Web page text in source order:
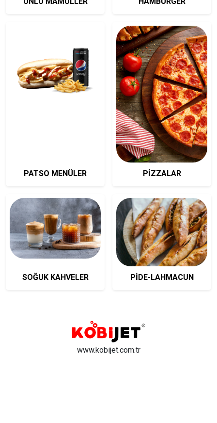
PATSO MENÜLER PİZZALAR
SOĞUK KAHVELER PİDE-LAHMACUN
www.kobijet.com.tr